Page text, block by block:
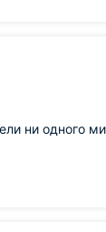
ни одного